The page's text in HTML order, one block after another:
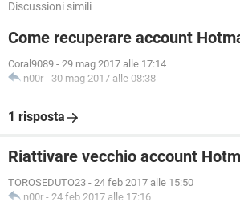
Discussioni simili
Come recuperare account
Coral9089 - 29 mag 2017 alle 17:14
n00r - 30 mag 2017 alle 08:38
1 risposta
Riattivare vecchio account
TOROSEDUTO23 - 24 feb 2017 alle 15:50
n00r - 24 feb 2017 alle 17:16